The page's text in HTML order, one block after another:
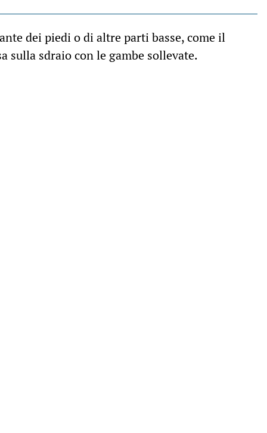
dei piedi o di altre parti basse, come il
sulla sdraio con le gambe sollevate.